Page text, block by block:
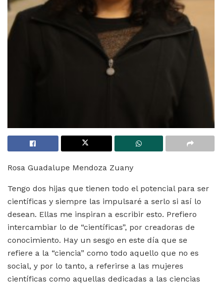
Rosa Guadalupe Mendoza Zuany
Tengo dos hijas que tienen todo el potencial para ser
científicas y siempre las impulsaré a serlo si así lo
desean. Ellas me inspiran a escribir esto. Prefiero
intercambiar lo de “científicas”, por creadoras de
conocimiento. Hay un sesgo en este día que se
refiere a la “ciencia” como todo aquello que no es
social, y por lo tanto, a referirse a las mujeres
científicas como aquellas dedicadas a las ciencias